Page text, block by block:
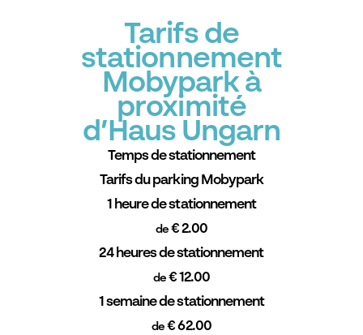
Tarifs de
stationnement
Mobypark à
proximité
d’Haus Ungarn
Temps de stationnement
Tarifs du parking Mobypark
1 heure de stationnement
de€ 2.00
24 heures de stationnement
de€ 12.00
1 semaine de stationnement
de € 62.00